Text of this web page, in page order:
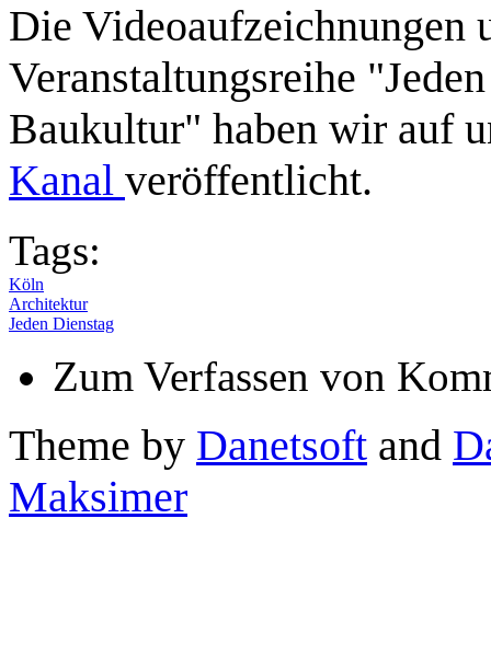
Die Videoaufzeichnungen
Veranstaltungsreihe
Baukultur" haben wir auf
Kanal veröffentlicht.
Tags:
Köln
Architektur
Jeden Dienstag
Zum Verfassen von
Theme by Danetsoft and
Maksimer